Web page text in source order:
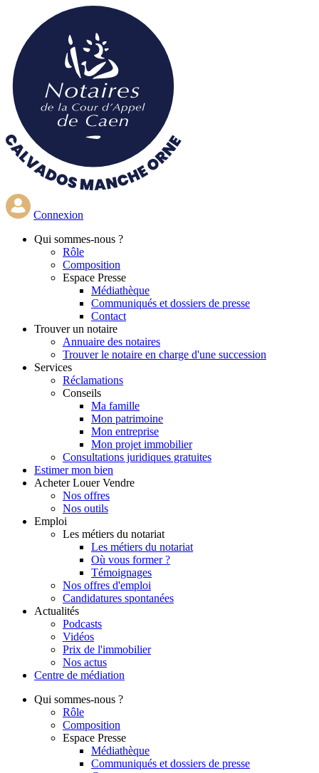
contenu
principal
Connexion
Qui sommes-nous ?
Rôle
Composition
Espace Presse
Médiathèque
Communiqués et dossiers de presse
Contact
Trouver un notaire
Annuaire des notaires
Trouver le notaire en charge d'une succession
Services
Réclamations
Conseils
Ma famille
Mon patrimoine
Mon entreprise
Mon projet immobilier
Consultations juridiques gratuites
Estimer mon bien
Acheter Louer Vendre
Nos offres
Nos outils
Emploi
Les métiers du notariat
Les métiers du notariat
Où vous former ?
Témoignages
Nos offres d'emploi
Candidatures spontanées
Actualités
Podcasts
Vidéos
Prix de l'immobilier
Nos actus
Centre de médiation
Qui sommes-nous ?
Rôle
Composition
Espace Presse
Médiathèque
Communiqués et dossiers de presse